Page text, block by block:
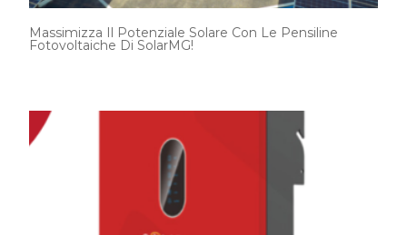
Massimizza Il Potenziale Solare Con Le Pensiline
Fotovoltaiche Di SolarMG!